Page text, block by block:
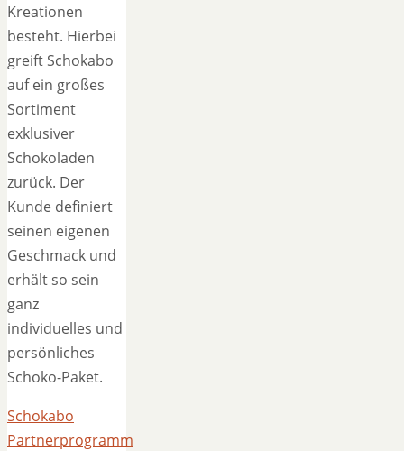
Kreationen
besteht. Hierbei
greift Schokabo
auf ein großes
Sortiment
exklusiver
Schokoladen
zurück. Der
Kunde definiert
seinen eigenen
Geschmack und
erhält so sein
ganz
individuelles und
persönliches
Schoko-Paket.
Schokabo
Partnerprogramm